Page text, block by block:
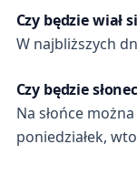
Czy będzie wiał
W najbliższych
Czy będzie
Na słońce
poniedziałek,